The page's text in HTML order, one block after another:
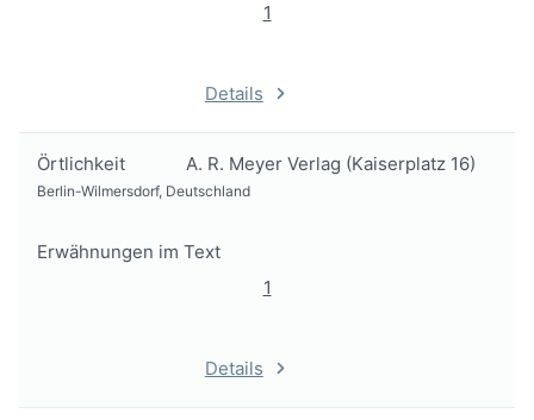
1
Details
Örtlichkeit A. R. Meyer Verlag (Kaiserplatz 16)
Berlin-Wilmersdorf, Deutschland
Erwähnungen im Text
1
Details